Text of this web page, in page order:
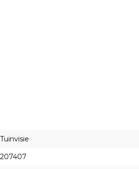
Tuinvisie
207407